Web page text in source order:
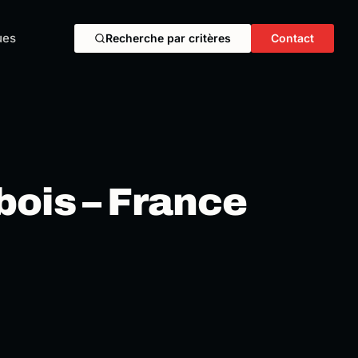
Recherche par critères Contact
– France